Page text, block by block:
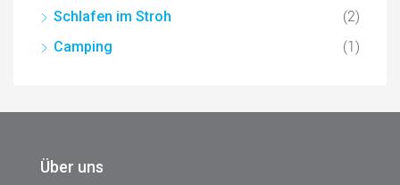
Schlafen im Stroh (2)
Camping (1)
Über uns